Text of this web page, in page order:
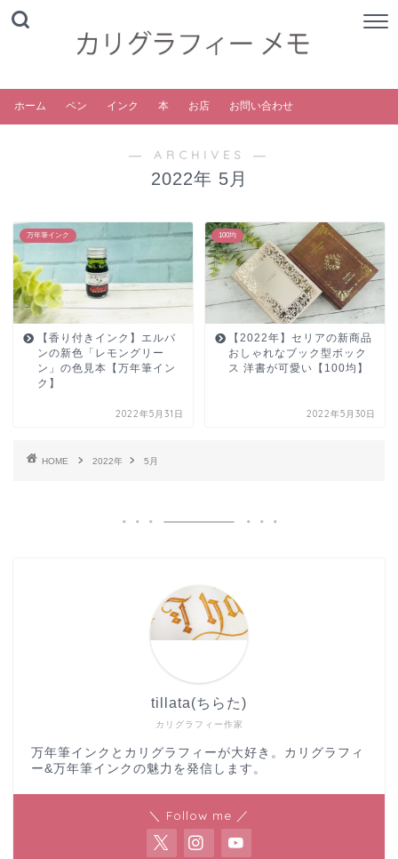
ホーム ペン インク 本 お店 お問い合わせ
― ARCHIVES ―
2022年 5月
万年筆インク
【香り付きインク】エルバ
ンの新色「レモングリー
ン」の色見本【万年筆イン
ク】
2022年5月31日
100均
【2022年】セリアの新商品
おしゃれなブック型ボック
ス 洋書が可愛い【100均】
2022年5月30日
HOME 2022年 5月
カリグラフィー作家
tillata(ちらた)
万年筆インクとカリグラフィーが大好き。カリグラフィ
ー&万年筆インクの魅力を発信します。
＼ Follow me ／